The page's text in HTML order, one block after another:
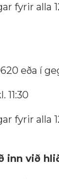
fyrir alla
eða í
11:30
fyrir alla
inn við